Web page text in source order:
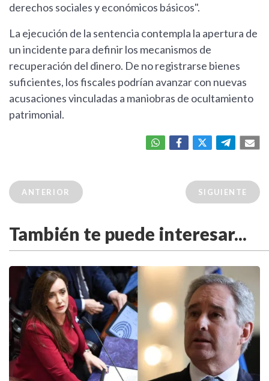
derechos sociales y económicos básicos".
La ejecución de la sentencia contempla la apertura de
un incidente para definir los mecanismos de
recuperación del dinero. De no registrarse bienes
suficientes, los fiscales podrían avanzar con nuevas
acusaciones vinculadas a maniobras de ocultamiento
patrimonial.
ANTERIOR SIGUIENTE
También te puede interesar...